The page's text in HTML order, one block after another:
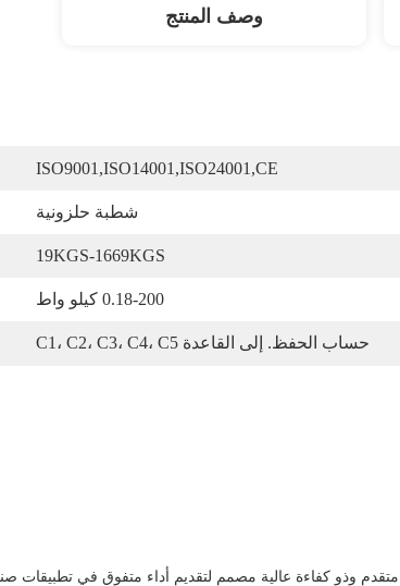
وصف المنتج
ISO9001,ISO14001,ISO24001,CE
شطبة حلزونية
19KGS-1669KGS
0.18-200 كيلو واط
حساب الحفظ. إلى القاعدة C1، C2، C3، C4، C5
وذو كفاءة عالية مصمم لتقديم أداء متفوق في تطبيقات